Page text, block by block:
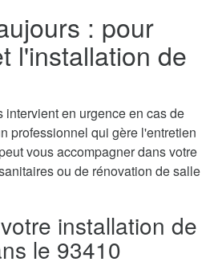
: pour
l'installation de
en urgence en cas de
professionnel qui gère l'entretien
vous accompagner dans votre
ou de rénovation de salle
installation de
le 93410